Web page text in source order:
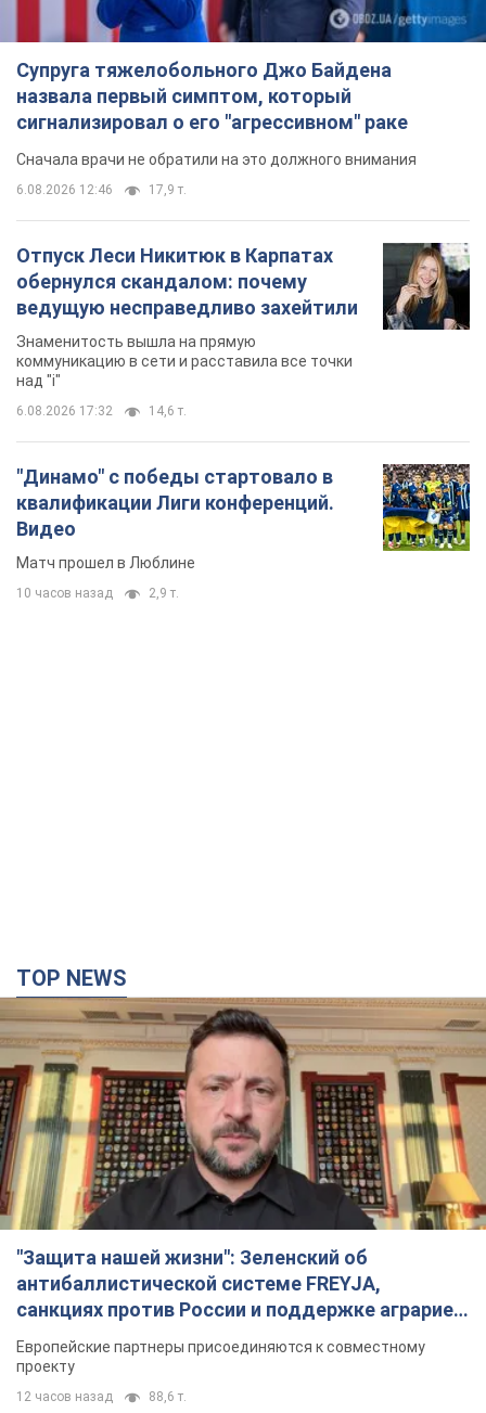
Супруга тяжелобольного Джо Байдена
назвала первый симптом, который
сигнализировал о его "агрессивном" раке
Сначала врачи не обратили на это должного внимания
6.08.2026 12:46 17,9 т.
Отпуск Леси Никитюк в Карпатах
обернулся скандалом: почему
ведущую несправедливо захейтили
Знаменитость вышла на прямую
коммуникацию в сети и расставила все точки
над "i"
6.08.2026 17:32 14,6 т.
"Динамо" с победы стартовало в
квалификации Лиги конференций.
Видео
Матч прошел в Люблине
10 часов назад 2,9 т.
TOP NEWS
"Защита нашей жизни": Зеленский об
антибаллистической системе FREYJA,
санкциях против России и поддержке аграриев.
Видео
Европейские партнеры присоединяются к совместному
проекту
12 часов назад 88,6 т.